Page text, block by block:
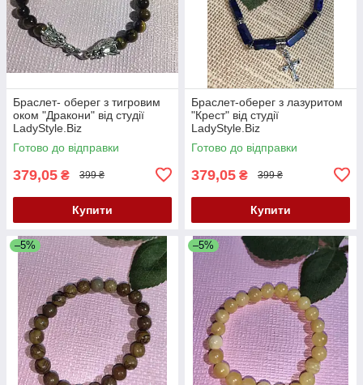
Браслет- оберег з тигровим
оком "Дракони" від студії
LadyStyle.Biz
Готово до відправки
379,05 ₴ 399 ₴
Купити
Браслет-оберег з лазуритом
"Крест" від студії
LadyStyle.Biz
Готово до відправки
379,05 ₴ 399 ₴
Купити
–5% –5%